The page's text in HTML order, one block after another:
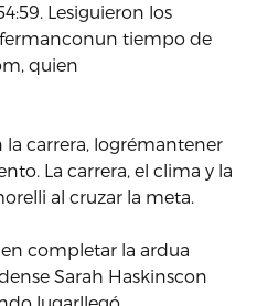
Lesiguieron los
tiempo de
quien
la carrera, logrémantener
La carrera, el clima y la
al cruzar la meta.
completar la ardua
Sarah Haskinscon